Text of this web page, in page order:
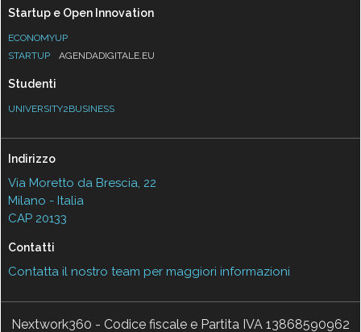
Startup e Open Innovation
ECONOMYUP
STARTUP
AGENDADIGITALE.EU
Studenti
UNIVERSITY2BUSINESS
Indirizzo
Via Moretto da Brescia, 22
Milano - Italia
CAP 20133
Contatti
Contatta il nostro team per maggiori informazioni
Nextwork360 - Codice fiscale e Partita IVA 13868590962